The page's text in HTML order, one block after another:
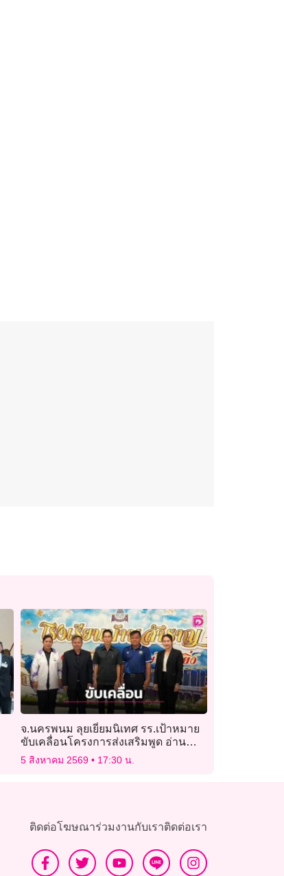
จ.นครพนม ลุยเยี่ยมนิเทศ รร.เป้าหมาย
ขับเคลื่อนโครงการส่งเสริมพูด อ่าน
เขียน ภาษาไทย สนองพระราชดำริ
5 สิงหาคม 2569 17:30 น.
ติดต่อโฆษณาร่วมงานกับเราติดต่อเรา